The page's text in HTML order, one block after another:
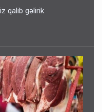
məhv etdi -
qalib gəlirik